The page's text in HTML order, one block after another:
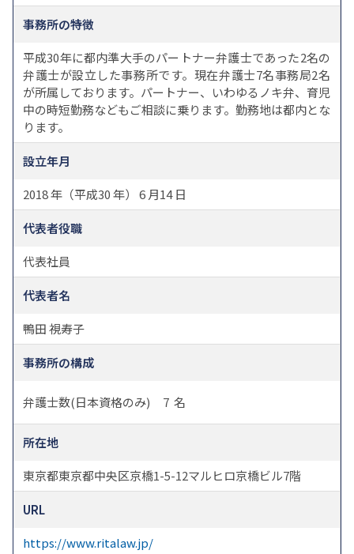
事務所の特徴
平成30年に都内準大手のパートナー弁護士であった2名の
弁護士が設立した事務所です。現在弁護士7名事務局2名
が所属しております。パートナー、いわゆるノキ弁、育児
中の時短勤務などもご相談に乗ります。勤務地は都内とな
ります。
設立年月
2018 年（平成30 年） 6 月14 日
代表者役職
代表社員
代表者名
鴨田 視寿子
事務所の構成
弁護士数(日本資格のみ) 7 名
所在地
東京都東京都中央区京橋1-5-12マルヒロ京橋ビル7階
URL
https://www.ritalaw.jp/